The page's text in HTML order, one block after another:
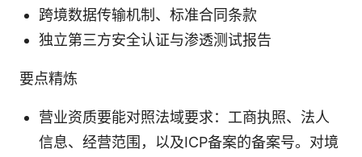
跨境数据传输机制、标准合同条款
独立第三方安全认证与渗透测试报告
要点精炼
营业资质要能对照法域要求：工商执照、法人
信息、经营范围，以及ICP备案的备案号。对境